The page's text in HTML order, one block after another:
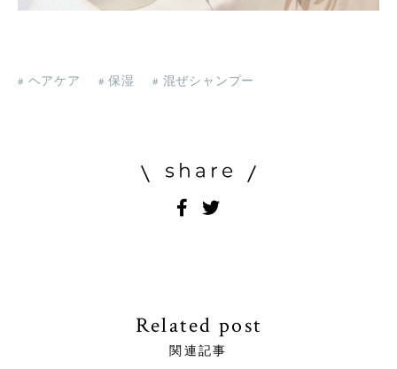
# ヘアケア #保湿 # 混ぜシャンプー
Related post
関連記事